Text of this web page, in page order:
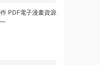
PDF電子漫畫資源